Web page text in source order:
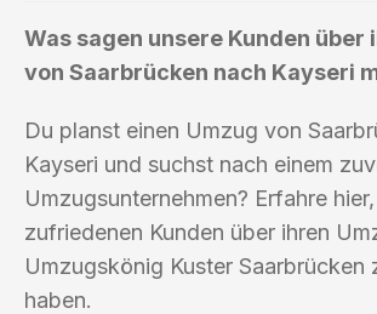
Was sagen unsere Kunden über
von Saarbrücken nach Kayseri
Du planst einen Umzug von
Kayseri und suchst nach einem
Umzugsunternehmen? Erfahre
zufriedenen Kunden über ihren
Umzugskönig Kuster Saarbrücken
haben.